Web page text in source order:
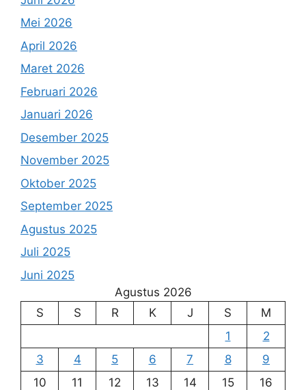
Mei 2026
April 2026
Maret 2026
Februari 2026
Januari 2026
Desember 2025
November 2025
Oktober 2025
September 2025
Agustus 2025
Juli 2025
Juni 2025
Agustus 2026
S
S R K J S
M
1
2
3
4 5 6 7 8
9
10
11 12 13 14 15
16